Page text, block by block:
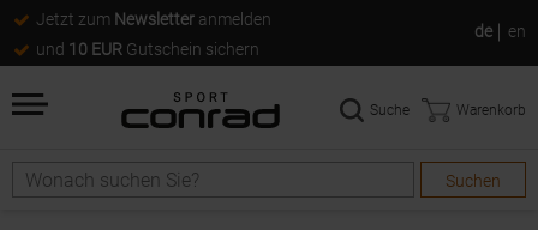
Jetzt zum Newsletter anmelden
und 10 EUR Gutschein sichern
de en
Suche
Suchen
Suche Warenkorb